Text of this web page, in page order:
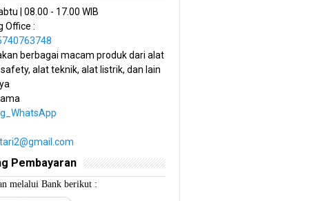
| 08.00 - 17.00 WIB
Office :
berbagai macam produk dari alat
alat teknik, alat listrik, dan lain
Pembayaran
melalui Bank berikut :